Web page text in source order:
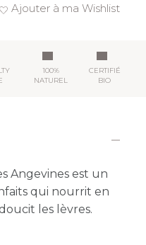
Ajouter à ma Wishlist
100%
NATUREL
CERTIFIÉ
BIO
Angevines est un
qui nourrit en
les lèvres.